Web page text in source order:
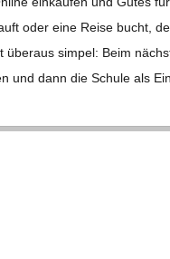
oder eine Reise bucht,
über­aus sim­pel: Beim
und dann die Schule als